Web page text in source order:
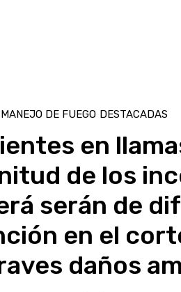
MANEJO DE FUEGO DESTACADAS
en
de los
serán de
en el
daños